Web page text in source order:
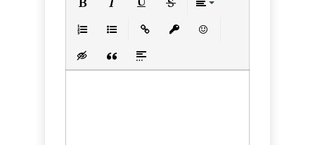
Вставка скрытого текста
Вставка цитаты
Вставка спойлера